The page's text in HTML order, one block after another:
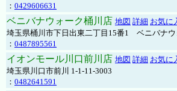
： 0429606631
ベニバナウォーク桶川店 地図 詳細 お気に
埼玉県桶川市下日出東二丁目15番1 ベニバナウ
： 0487895561
イオンモール川口前川店 地図 詳細 お気に
埼玉県川口市前川 1-1-11-3003
： 0482641591